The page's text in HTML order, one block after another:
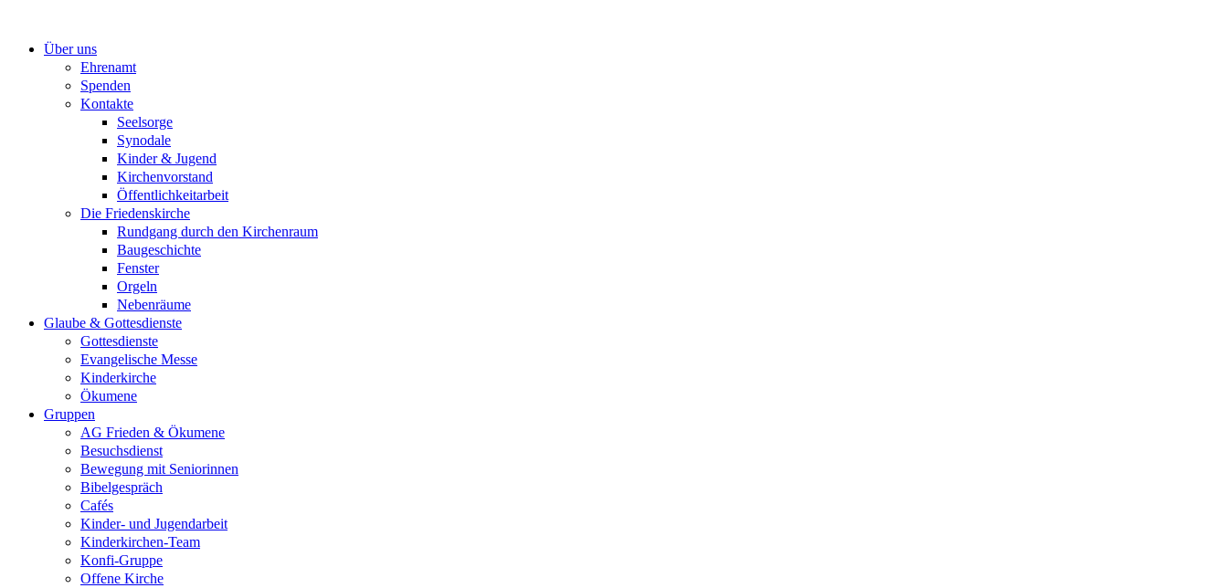
springenÜber uns
Ehrenamt
Spenden
Kontakte
Seelsorge
Synodale
Kinder & Jugend
Kirchenvorstand
Öffentlichkeitarbeit
Die Friedenskirche
Rundgang durch den Kirchenraum
Baugeschichte
Fenster
Orgeln
Nebenräume
Glaube & Gottesdienste
Gottesdienste
Evangelische Messe
Kinderkirche
Ökumene
Gruppen
AG Frieden & Ökumene
Besuchsdienst
Bewegung mit Seniorinnen
Bibelgespräch
Cafés
Kinder- und Jugendarbeit
Kinderkirchen-Team
Konfi-Gruppe
Offene Kirche